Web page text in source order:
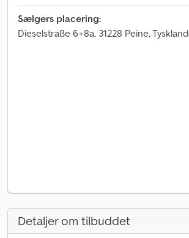
Sælgers placering:
Dieselstraße 6+8a, 31228 Peine, Tyskland
Detaljer om tilbuddet